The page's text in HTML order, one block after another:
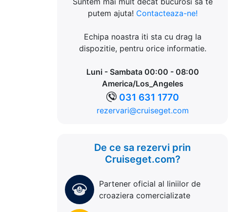
putem ajuta! Contacteaza-ne!
Echipa noastra iti sta cu drag la
dispozitie, pentru orice informatie.
Luni - Sambata 00:00 - 08:00
America/Los_Angeles
031 631 1770
rezervari@cruiseget.com
De ce sa rezervi prin
Cruiseget.com?
Partener oficial al liniilor de
croaziera comercializate